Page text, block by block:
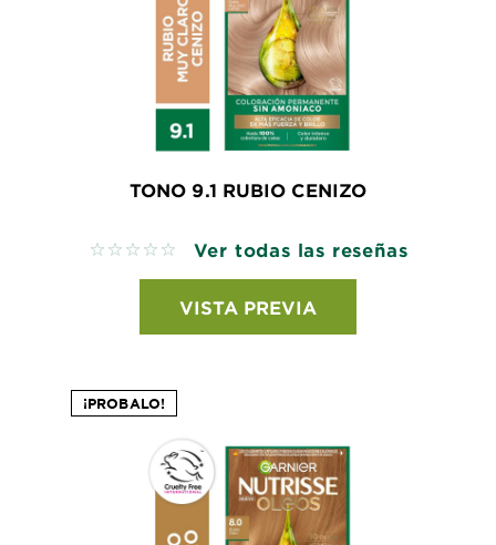
TONO 9.1 RUBIO CENIZO
No reviews Ver todas las reseñas
VISTA PREVIA
¡PROBALO!